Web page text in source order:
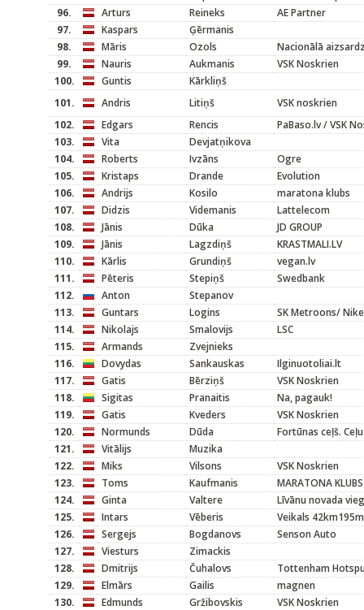
96.
Arturs Reineks
AE Partner
97.
Kaspars
Ģērmanis
98.
Māris Ozols
Nacionālā
99.
Nauris Aukmanis
VSK Noskrien
100.
Guntis
Kārkliņš
101.
Andris Litiņš
VSK noskrien
102.
Edgars Rencis
PaBaso.lv / VSK
103.
Vita
Devjatņikova
104.
Roberts Ivzāns
Ogre
105.
Kristaps Drande
Evolution
106.
Andrijs Kosilo
maratona klubs
107.
Didzis Videmanis
Lattelecom
108.
Jānis Dūka
JD GROUP
109.
Jānis Lagzdiņš
KRASTMALI.LV
110.
Kārlis Grundiņš
vegan.lv
111.
Pēteris Stepiņš
Swedbank
112.
Anton
Stepanov
113.
Guntars Logins
SK Metroons/ Nike
114.
Nikolajs Smalovijs
LSC
115.
Armands
Zvejnieks
116.
Dovydas Sankauskas
Ilginuotoliai.lt
117.
Gatis Bērziņš
VSK Noskrien
118.
Sigitas Pranaitis
Na, pagauk!
119.
Gatis Kveders
VSK Noskrien
120.
Normunds Dūda
Fortūnas ceļš.
121.
Vitālijs
Muzika
122.
Miks Vilsons
VSK Noskrien
123.
Toms Kaufmanis
MARATONA KLUBS
124.
Ginta Valtere
Līvānu novada
125.
Intars Vēberis
Veikals
126.
Sergejs Bogdanovs
Senson Auto
127.
Viesturs
Zimackis
128.
Dmitrijs Čuhalovs
Tottenham
129.
Elmārs Gailis
magnen
130.
Edmunds Gržibovskis
VSK Noskrien